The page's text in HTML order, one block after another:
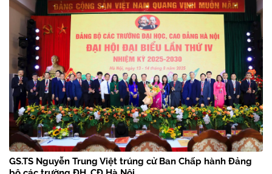
GS.TS Nguyễn Trung Việt trúng cử Ban Chấp hành Đảng